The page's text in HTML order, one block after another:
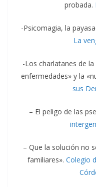
probada.
-Psicomagia, la
La
-Los charlatanes de
enfermedades» y la
sus
– El peligo de las
– Que la solución no
familiares». Colegio